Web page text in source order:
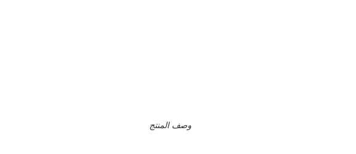
وصف المنتج